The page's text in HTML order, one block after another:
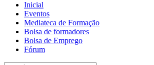
Inicial
Eventos
Mediateca de Formação
Bolsa de formadores
Bolsa de Emprego
Fórum